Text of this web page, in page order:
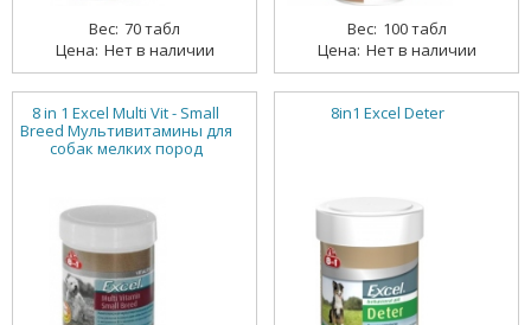
70 табл
Нет в наличии
100 табл
Нет в наличии
8 in 1 Excel Multi Vit - Small
Breed Мультивитамины для
собак мелких пород
8in1 Excel Deter